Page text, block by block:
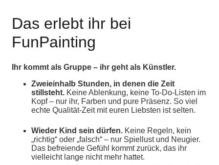
Das erlebt ihr bei
FunPainting
Ihr kommt als Gruppe – ihr geht als Künstler.
Zweieinhalb Stunden, in denen die Zeit
stillsteht. Keine Ablenkung, keine To-Do-Listen im
Kopf – nur ihr, Farben und pure Präsenz. So viel
echte Qualität-Zeit mit euren Liebsten ist selten.
Wieder Kind sein dürfen. Keine Regeln, kein
„richtig“ oder „falsch“ – nur Spiellust und Neugier.
Das befreiende Gefühl kommt zurück, das ihr
vielleicht lange nicht mehr hattet.